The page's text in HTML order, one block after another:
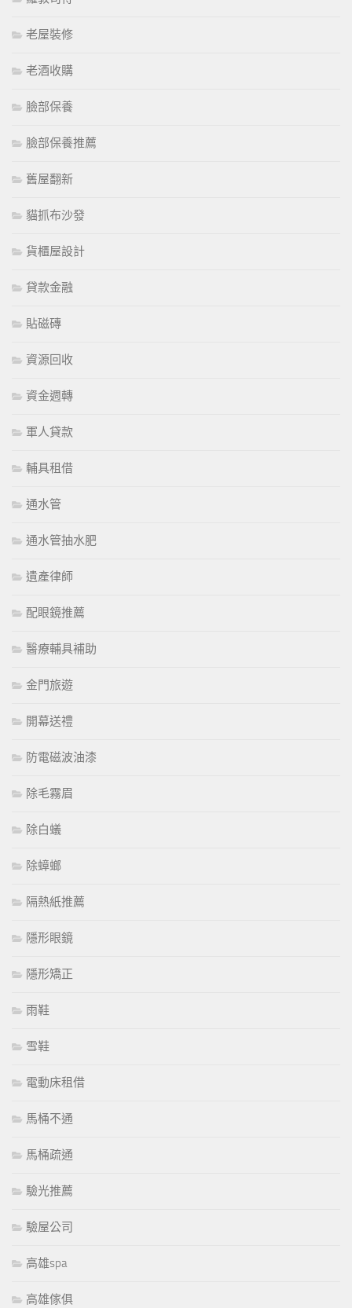
老屋裝修
老酒收購
臉部保養
臉部保養推薦
舊屋翻新
貓抓布沙發
貨櫃屋設計
貸款金融
貼磁磚
資源回收
資金週轉
軍人貸款
輔具租借
通水管
通水管抽水肥
遺產律師
配眼鏡推薦
醫療輔具補助
金門旅遊
開幕送禮
防電磁波油漆
除毛霧眉
除白蟻
除蟑螂
隔熱紙推薦
隱形眼鏡
隱形矯正
雨鞋
雪鞋
電動床租借
馬桶不通
馬桶疏通
驗光推薦
驗屋公司
高雄spa
高雄傢俱